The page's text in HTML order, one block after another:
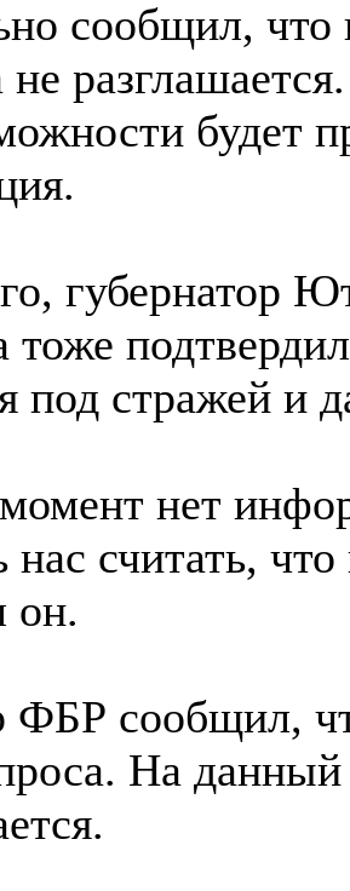
сообщил,
будет
губернатор
тоже
под стражей и
нет
нас считать,
он.
ФБР сообщил,
На